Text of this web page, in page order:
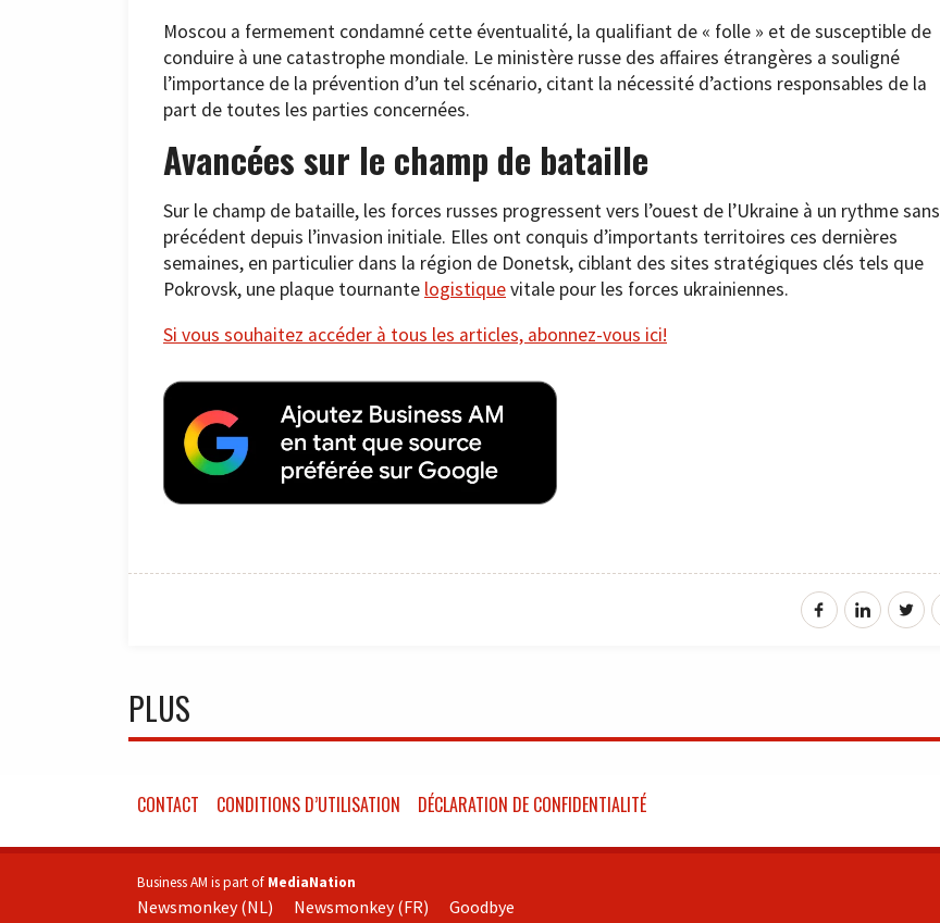
Moscou a fermement condamné cette éventualité, la qualifiant de « folle » et de susceptible de
conduire à une catastrophe mondiale. Le ministère russe des affaires étrangères a souligné
l’importance de la prévention d’un tel scénario, citant la nécessité d’actions responsables de la
part de toutes les parties concernées.
Avancées sur le champ de bataille
Sur le champ de bataille, les forces russes progressent vers l’ouest de l’Ukraine à un rythme sans
précédent depuis l’invasion initiale. Elles ont conquis d’importants territoires ces dernières
semaines, en particulier dans la région de Donetsk, ciblant des sites stratégiques clés tels que
Pokrovsk, une plaque tournante logistiquevitale pour les forces ukrainiennes.
Si vous souhaitez accéder à tous les articles, abonnez-vous ici!
PLUS
CONTACT CONDITIONS D’UTILISATION DÉCLARATION DE CONFIDENTIALITÉ
Business AM is part of MediaNation
Newsmonkey (NL) Newsmonkey (FR) Goodbye